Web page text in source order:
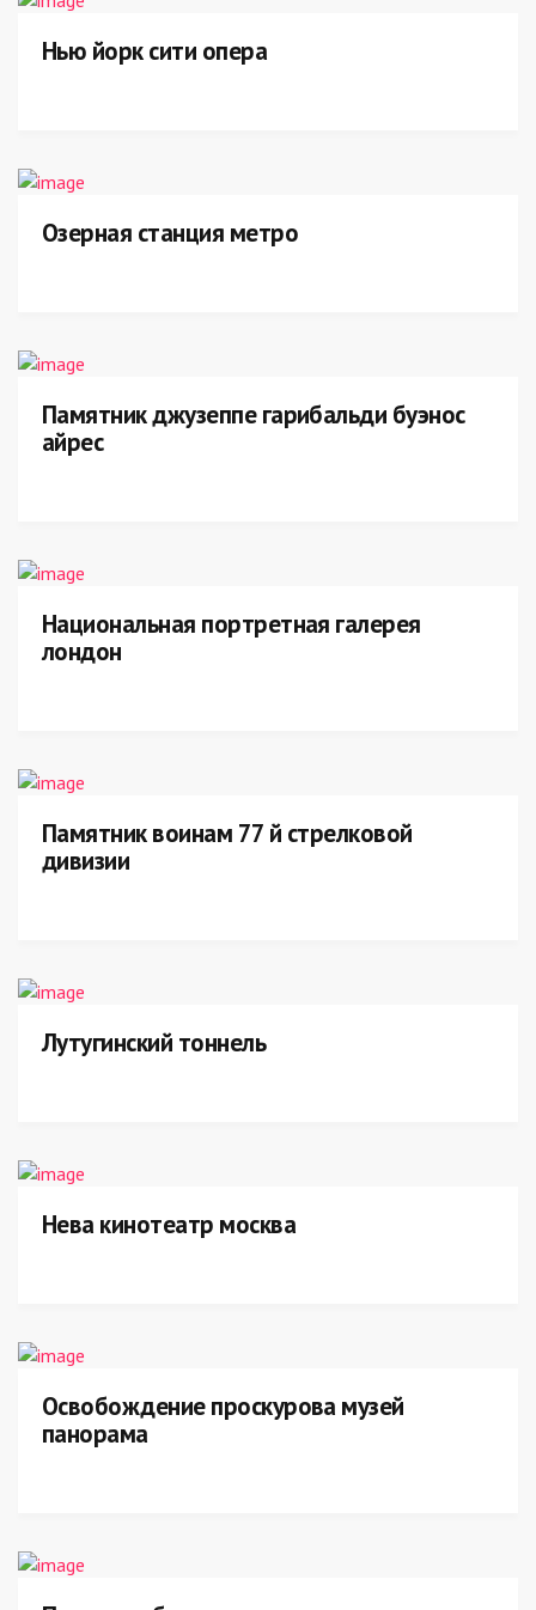
Нью йорк сити опера
Озерная станция метро
Памятник джузеппе гарибальди буэнос
айрес
Национальная портретная галерея
лондон
Памятник воинам 77 й стрелковой
дивизии
Лутугинский тоннель
Нева кинотеатр москва
Освобождение проскурова музей
панорама